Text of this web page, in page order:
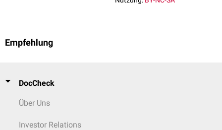
Empfehlung
DocCheck
Über Uns
Investor Relations